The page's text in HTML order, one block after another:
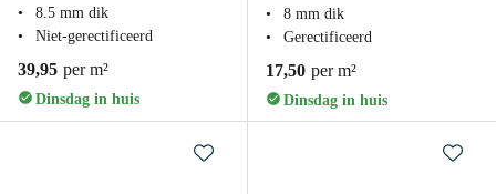
8.5 mm dik
Niet-gerectificeerd
39,95 per m²
Dinsdag in huis
8 mm dik
Gerectificeerd
17,50 per m²
Dinsdag in huis